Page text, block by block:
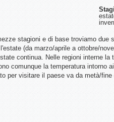
stagioni e di base troviamo due
(da marzo/aprile a ottobre/
continua. Nelle regioni interne la
comunque la temperatura intorno
per visitare il paese va da metà/